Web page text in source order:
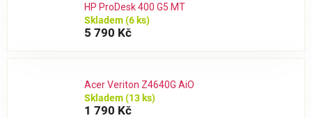
HP ProDesk 400 G5 MT
Skladem(6 ks)
5 790 Kč
Acer Veriton Z4640G AiO
Skladem(13 ks)
1 790 Kč